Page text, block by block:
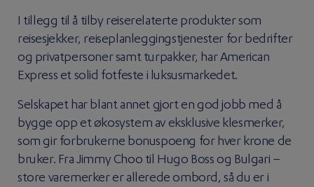
I tillegg til å tilby reiserelaterte produkter som
reisesjekker, reiseplanleggingstjenester for bedrifter
og privatpersoner samt turpakker, har American
Express et solid fotfeste i luksusmarkedet.
Selskapet har blant annet gjort en god jobb med å
bygge opp et økosystem av eksklusive klesmerker,
som gir forbrukerne bonuspoeng for hver krone de
bruker. Fra Jimmy Choo til Hugo Boss og Bulgari –
store varemerker er allerede ombord, så du er i